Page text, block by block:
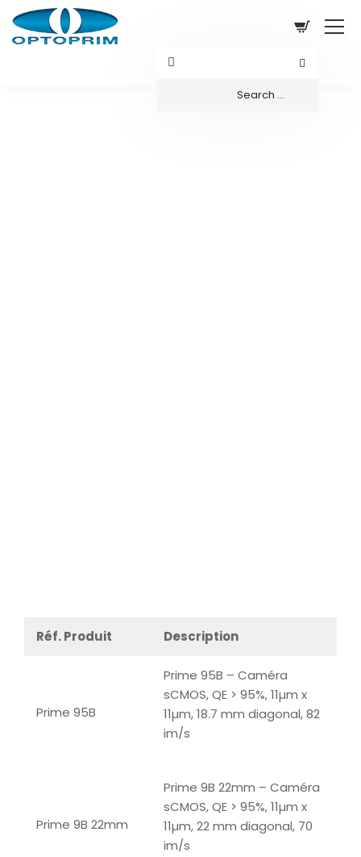
Réf. Produit Description
Prime 95B
Prime 95B – Caméra
sCMOS, QE > 95%, 11µm x
11µm, 18.7 mm diagonal, 82
im/s
Prime 9B 22mm
Prime 9B 22mm – Caméra
sCMOS, QE > 95%, 11µm x
11µm, 22 mm diagonal, 70
im/s